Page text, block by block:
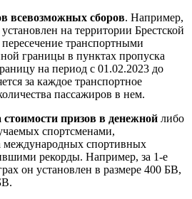
всевозможных сборов. Например,
на территории Брестской
транспортными
границы в пунктах пропуска
на период с 01.02.2023 до
за каждое транспортное
пассажиров в нем.
призов в денежной либо
спортсменами,
международных спортивных
рекорды. Например, за 1-е
он установлен в размере 400 БВ,